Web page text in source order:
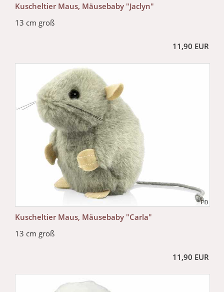
Kuscheltier Maus, Mäusebaby "Jaclyn"
13 cm groß
11,90 EUR
Kuscheltier Maus, Mäusebaby "Carla"
13 cm groß
11,90 EUR